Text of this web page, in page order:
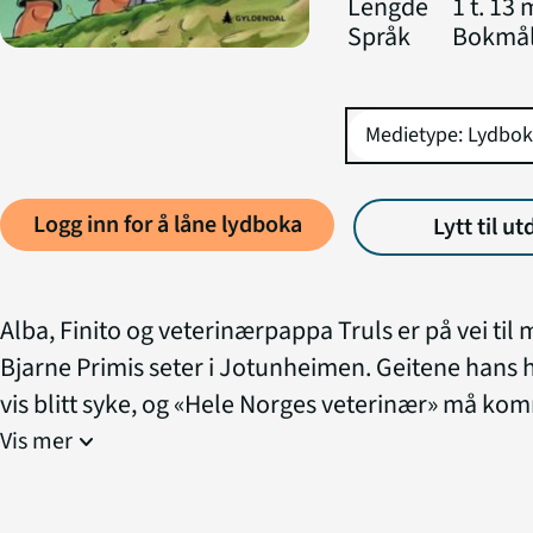
Språk
Logg inn for å låne lydboka Lytt til
Alba, Finito og veterinærpappa Truls er på vei til
Bjarne Primis seter i Jotunheimen. Geitene hans
vis blitt syke, og «Hele Norges veterinær» må
Men når Ferrarien til osteimportør Magne
Vis mer expand_more